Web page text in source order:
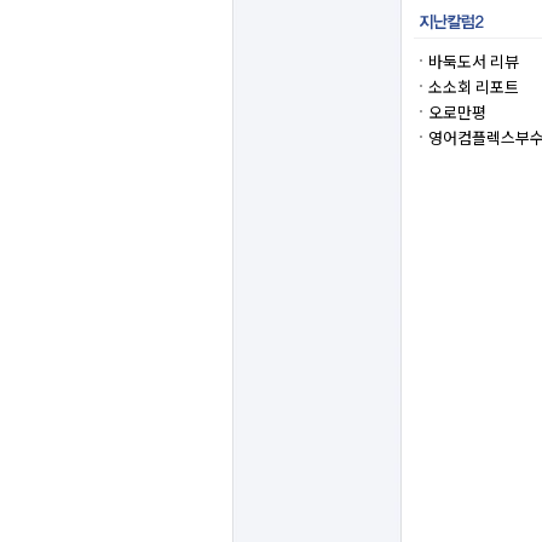
바둑도서 리뷰
소소회 리포트
오로만평
영어컴플렉스부